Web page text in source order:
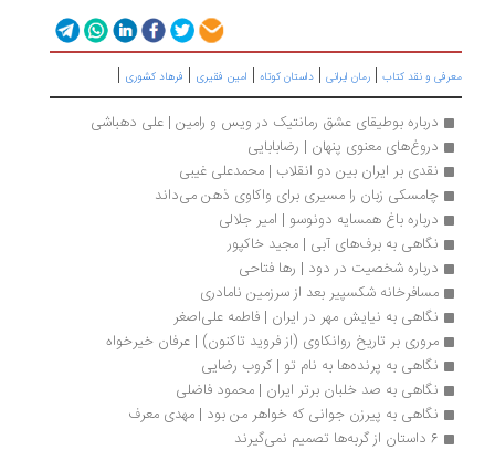
و نقد کتاب|رمان ایرانی|داستان کوتاه|امین فقیری| فرهاد کشوری|
درباره بوطیقای عشق رمانتیک در ویس و رامین | علی دهباشی
دروغ‌های معنوی پنهان | رضابابايی
نقدی بر ایران بین دو انقلاب | محمدعلی غیبی
چامسکی زبان را مسیری برای واکاوی ذهن می‌داند
درباره باغ همسایه دونوسو | امیر جلالی
نگاهی به برف‌های آبی | مجید خاکپور
درباره شخصیت در دود | رها فتاحی
مسافرخانه شکسپیر بعد از سرزمین نامادری
نگاهی به نیایش مهر در ایران | فاطمه علی‌اصغر
مروری بر تاریخ روانکاوی (از فروید تاکنون) | عرفان خیرخواه
نگاهی به پرنده‌ها به نام تو | کروب رضایی
نگاهی به صد خلبان برتر ایران | محمود فاضلی
نگاهی به پیرزن جوانی که خواهر من بود | مهدی معرف